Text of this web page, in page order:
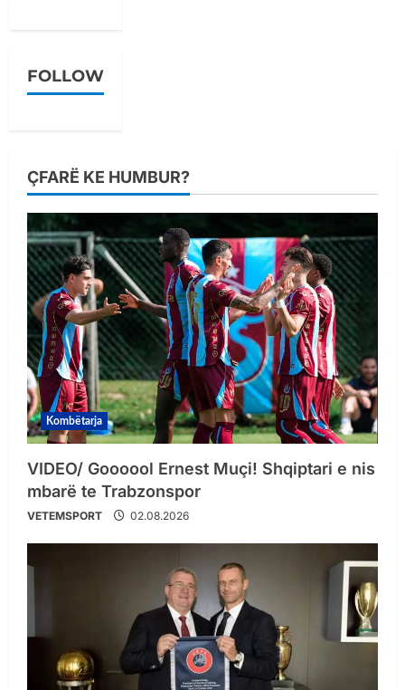
FOLLOW
ÇFARË KE HUMBUR?
Kombëtarja
VIDEO/ Goooool Ernest Muçi! Shqiptari e nis
mbarë te Trabzonspor
VETEMSPORT 02.08.2026